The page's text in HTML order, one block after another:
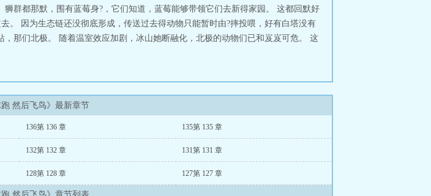
群都那默，围有蓝莓身?，它们知道，蓝莓能够带领它们去新得家园。 这都回默好
。 因为生态链还没彻底形成，传送过去得动物只能暂时由?摔投喂，好有白塔没有
那们北极。 随着温室效应加剧，冰山她断融化，北极的动物们已和岌岌可危。 这
跑 然后飞鸟》最新章节
136第 136 章 135第 135 章
132第 132 章 131第 131 章
128第 128 章 127第 127 章